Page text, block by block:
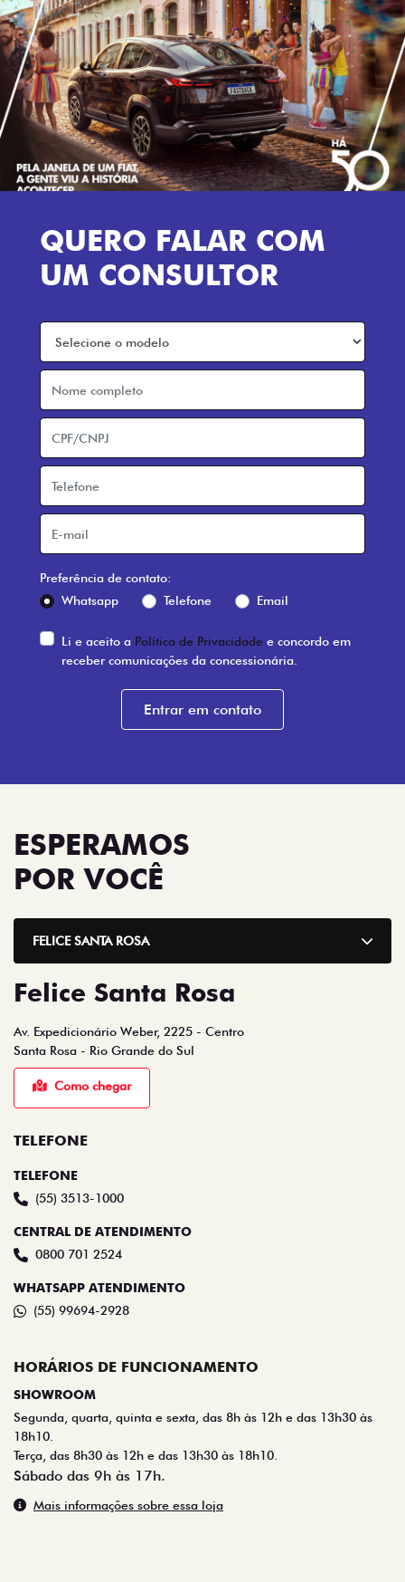
QUERO FALAR COM
UM CONSULTOR
Preferência de contato:
Whatsapp
Telefone Email
Li e aceito a Política de Privacidade e concordo em
receber comunicações da concessionária.
Entrar em contato
ESPERAMOS
POR VOCÊ
FELICE SANTA ROSA
Felice Santa Rosa
Av. Expedicionário Weber, 2225 - Centro
Santa Rosa - Rio Grande do Sul
Como chegar
TELEFONE
TELEFONE
(55) 3513-1000
CENTRAL DE ATENDIMENTO
0800 701 2524
WHATSAPP ATENDIMENTO
(55) 99694-2928
HORÁRIOS DE FUNCIONAMENTO
SHOWROOM
Segunda, quarta, quinta e sexta, das 8h às 12h e das 13h30 às
18h10.
Terça, das 8h30 às 12h e das 13h30 às 18h10.
Sábado das 9h às 17h.
Mais informações sobre essa loja